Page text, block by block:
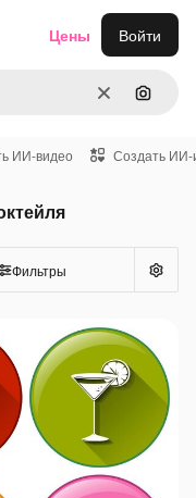
ОчиститьПоиск
Цены Войти
ИИ-видео Создать ИИ-
Фильтры